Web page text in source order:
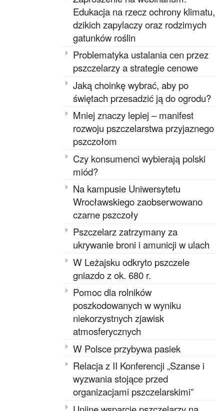
Edukacja na rzecz ochrony klimatu,
dzikich zapylaczy oraz rodzimych
gatunków roślin
Problematyka ustalania cen przez
pszczelarzy a strategie cenowe
Jaką choinkę wybrać, aby po
świętach przesadzić ją do ogrodu?
Mniej znaczy lepiej – manifest
rozwoju pszczelarstwa przyjaznego
pszczołom
Czy konsumenci wybierają polski
miód?
Na kampusie Uniwersytetu
Wrocławskiego zaobserwowano
czarne pszczoły
Pszczelarz zatrzymany za
ukrywanie broni i amunicji w ulach
W Leżajsku odkryto pszczele
gniazdo z ok. 680 r.
Pomoc dla rolników
poszkodowanych w wyniku
niekorzystnych zjawisk
atmosferycznych
W Polsce przybywa pasiek
Relacja z II Konferencji „Szanse i
wyzwania stojące przed
organizacjami pszczelarskimi”